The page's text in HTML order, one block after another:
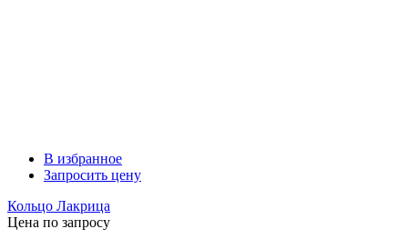
В избранное
Запросить цену
Кольцо Лакрица
Цена по запросу